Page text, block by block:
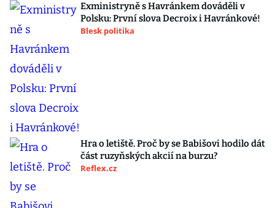
Exministryně s Havránkem dováděli v
Polsku: První slova Decroix i Havránkové!
Blesk politika
Hra o letiště. Proč by se Babišovi hodilo dát
část ruzyňských akcií na burzu?
Reflex.cz